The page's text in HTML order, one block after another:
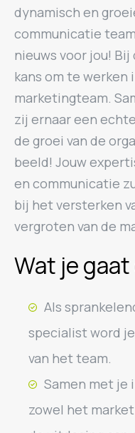
dynamisch en
communicatie
nieuws voor jou!
kans om te
marketingteam.
zij ernaar een
de groei van de
beeld! Jouw
en communicatie
bij het versterken
vergroten van de
Wat je
Als
specialist word
van het team.
Samen met je
zowel het